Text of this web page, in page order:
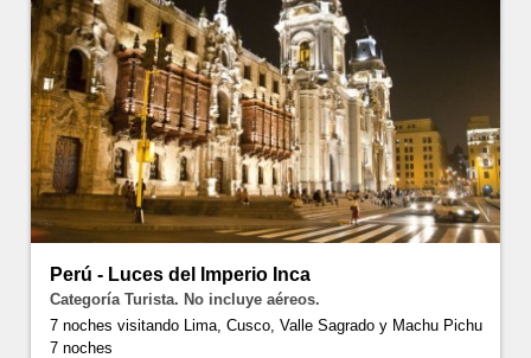
Perú - Luces del Imperio Inca
Categoría Turista. No incluye aéreos.
7 noches visitando Lima, Cusco, Valle Sagrado y Machu Pichu
7 noches